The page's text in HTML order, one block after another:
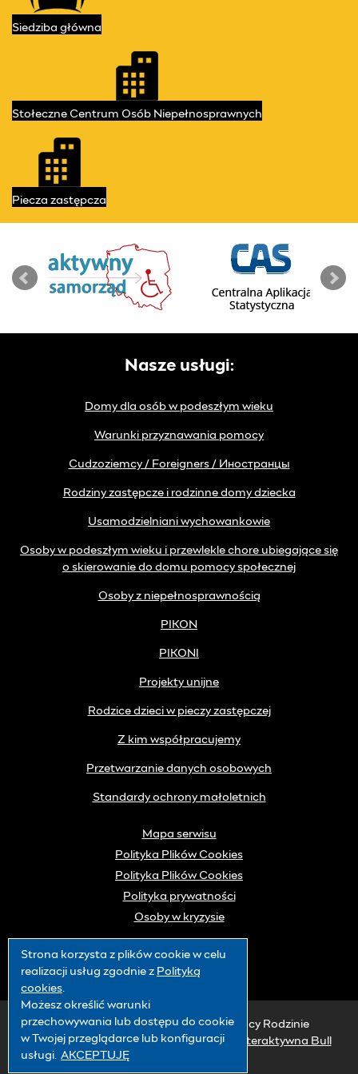
Strona korzysta z plikówcookie w celu
realizacji usług zgodnie z Polityką
cookies.
Możesz określić warunki
przechowywania lub dostępu do cookie
w Twojej przeglądarce lub konfiguracji
usługi. AKCEPTUJĘ
Siedziba główna
Stołeczne Centrum Osób Niepełnosprawnych
Piecza zastępcza
Nasze usługi:
Domy dla osób w podeszłym wieku
Warunki przyznawania pomocy
Cudzoziemcy / Foreigners / Иностранцы
Rodziny zastępcze i rodzinne domy dziecka
Usamodzielniani wychowankowie
Osoby w podeszłym wieku i przewlekle chore ubiegające się
o skierowanie do domu pomocy społecznej
Osoby z niepełnosprawnością
PIKON
PIKONI
Projekty unijne
Rodzice dzieci w pieczy zastępczej
Z kim współpracujemy
Przetwarzanie danych osobowych
Standardy ochrony małoletnich
Mapa serwisu
Polityka Plików Cookies
Polityka Plików Cookies
Polityka prywatności
Osoby w kryzysie
© 2019 Warszawskie Centrum Pomocy Rodzinie
Projekt graficzny i wykonanie:Agencja Interaktywna Bull